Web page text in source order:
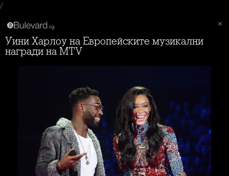
/
Уини Харлоу на Европейските музикални
награди на MTV